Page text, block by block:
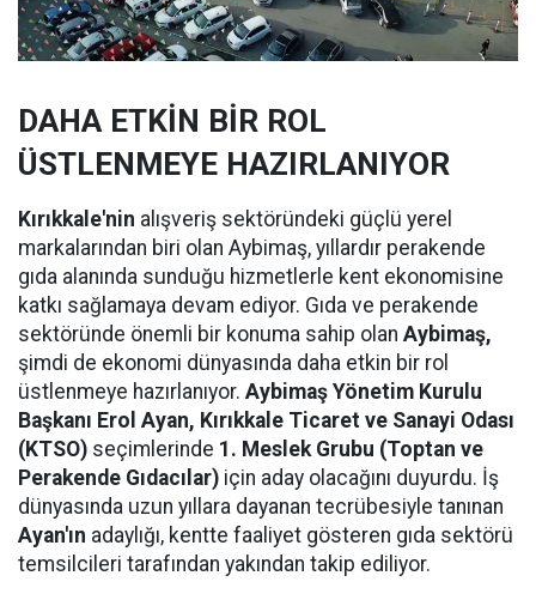
DAHA ETKİN BİR ROL
ÜSTLENMEYE HAZIRLANIYOR
Kırıkkale'nin alışveriş sektöründeki güçlü yerel
markalarından biri olan Aybimaş, yıllardır perakende
gıda alanında sunduğu hizmetlerle kent ekonomisine
katkı sağlamaya devam ediyor. Gıda ve perakende
sektöründe önemli bir konuma sahip olan Aybimaş,
şimdi de ekonomi dünyasında daha etkin bir rol
üstlenmeye hazırlanıyor. Aybimaş Yönetim Kurulu
Başkanı Erol Ayan, Kırıkkale Ticaret ve Sanayi Odası
(KTSO) seçimlerinde 1. Meslek Grubu (Toptan ve
Perakende Gıdacılar) için aday olacağını duyurdu. İş
dünyasında uzun yıllara dayanan tecrübesiyle tanınan
Ayan'ın adaylığı, kentte faaliyet gösteren gıda sektörü
temsilcileri tarafından yakından takip ediliyor.